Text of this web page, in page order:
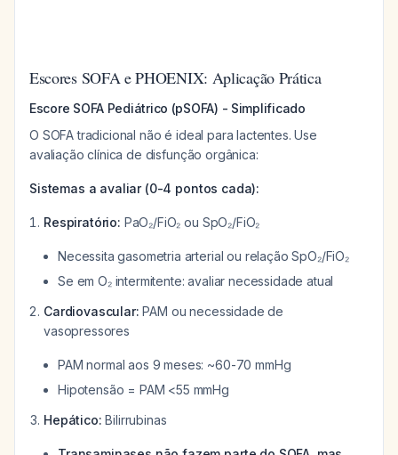
Escores SOFA e PHOENIX: Aplicação Prática
Escore SOFA Pediátrico (pSOFA) - Simplificado
O SOFA tradicional não é ideal para lactentes. Use
avaliação clínica de disfunção orgânica:
Sistemas a avaliar (0-4 pontos cada):
Respiratório: PaO₂/FiO₂ ou SpO₂/FiO₂
Necessita gasometria arterial ou relação SpO₂/FiO₂
Se em O₂ intermitente: avaliar necessidade atual
Cardiovascular: PAM ou necessidade de
vasopressores
PAM normal aos 9 meses: ~60-70 mmHg
Hipotensão = PAM <55 mmHg
Hepático: Bilirrubinas